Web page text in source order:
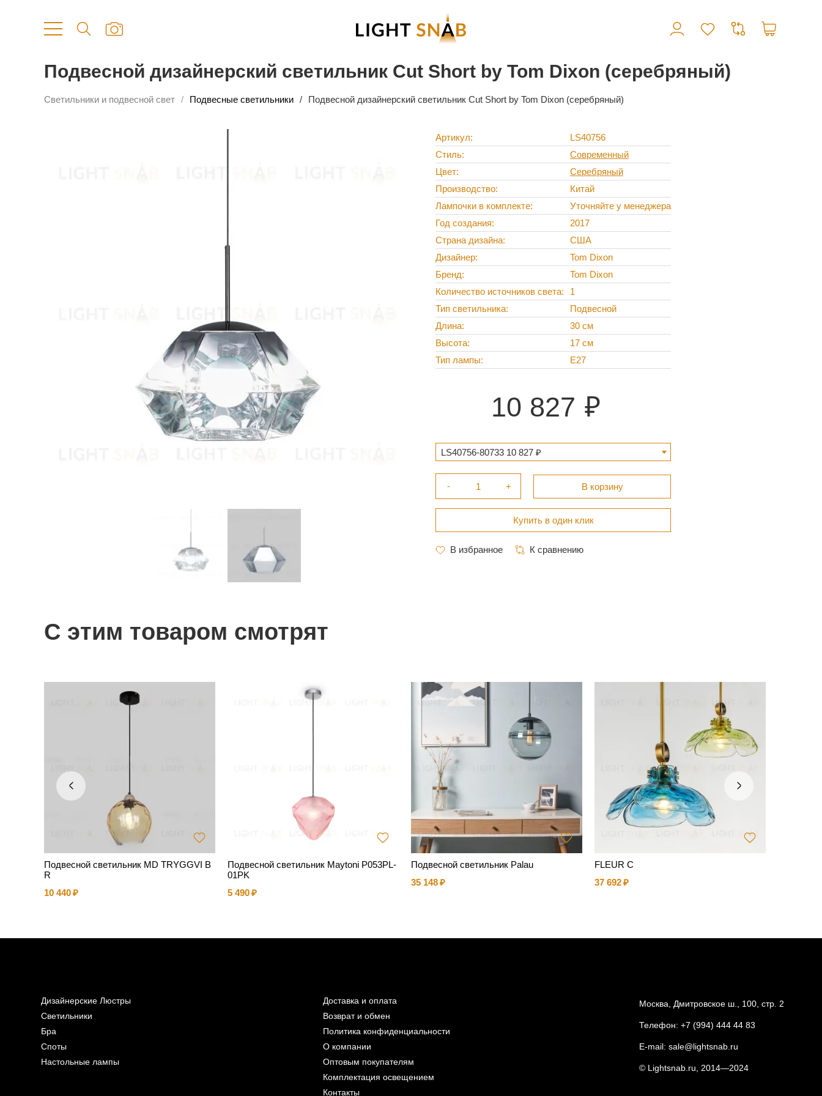
Подвесной дизайнерский светильник Cut Short by Tom Dixon (серебряный)
Светильники и подвесной свет Подвесные светильники Подвесной дизайнерский светильник Cut Short by Tom Dixon (серебряный)
Артикул
LS40756
Стиль
Современный
Цвет
Серебряный
Производство
Китай
Лампочки в комплекте
Уточняйте у менеджера
Год создания
2017
Страна дизайна
США
Дизайнер
Tom Dixon
Бренд
Tom Dixon
Количество источников света
1
Тип светильника
Подвесной
Длина
30 см
Высота
17 см
Тип лампы
E27
10 827
LS40756-80733 10 827 ₽
С этим товаром смотрят
Подвесной светильник MD TRYGGVI B
R
10 440
Подвесной светильник Maytoni P053PL-
01PK
5 490
Подвесной светильник Palau
35 148
FLEUR C
37 692
Дизайнерские Люстры
Светильники
Бра
Споты
Настольные лампы
Доставка и оплата
Возврат и обмен
Политика конфиденциальности
О компании
Оптовым покупателям
Комплектация освещением
Контакты
Москва, Дмитровское ш., 100, стр. 2
Телефон: +7 (994) 444 44 83
E-mail: sale@lightsnab.ru
© Lightsnab.ru, 2014—2024